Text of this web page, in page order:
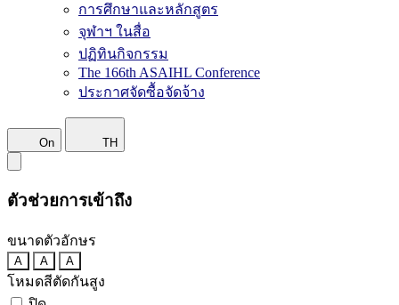
การศึกษาและหลักสูตร
จุฬาฯ ในสื่อ
ปฏิทินกิจกรรม
The 166th ASAIHL Conference
ประกาศจัดซื้อจัดจ้าง
On TH
ตัวช่วยการเข้าถึง
ขนาดตัวอักษร
A A A
โหมดสีตัดกันสูง